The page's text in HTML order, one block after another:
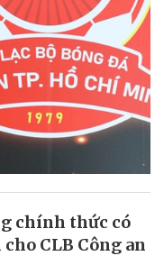
chính thức có
CLB Công an